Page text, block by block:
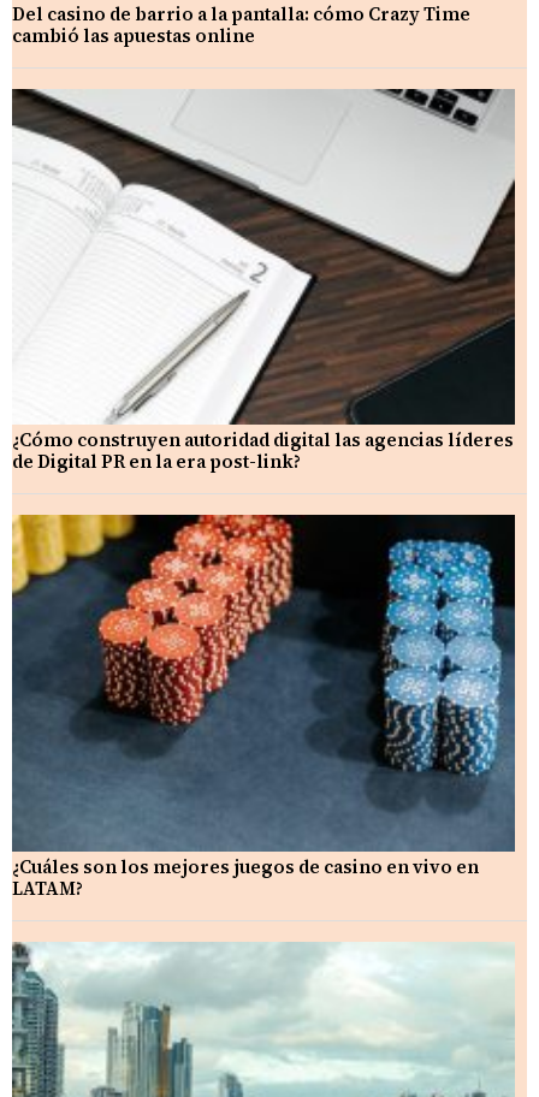
Del casino de barrio a la pantalla: cómo Crazy Time
cambió las apuestas online
¿Cómo construyen autoridad digital las agencias líderes
de Digital PR en la era post-link?
¿Cuáles son los mejores juegos de casino en vivo en
LATAM?